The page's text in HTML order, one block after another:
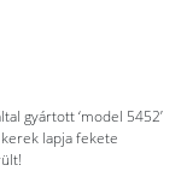
gyártott ‘model 5452’
lapja fekete